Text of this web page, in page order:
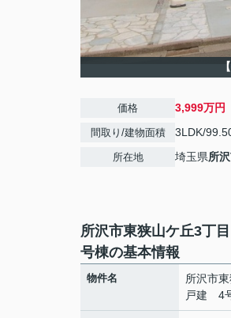
価格 3,999万円
間取り/建物面積 3LDK/
所在地 埼玉県所
所沢市東狭山ケ丘3
号棟の基本情報
物件名
所沢市
戸建 4